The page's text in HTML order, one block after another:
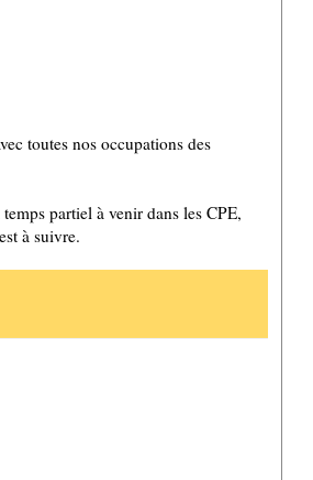
toutes nos occupations des
partiel à venir dans les CPE,
à suivre.